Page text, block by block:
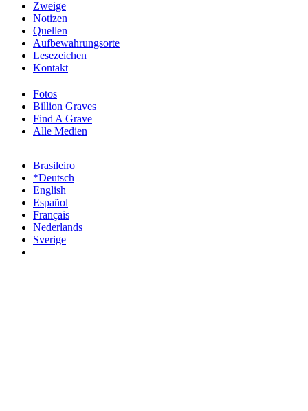
Fotos
Billion Graves
Find A Grave
Alle Medien
Zweige
Notizen
Quellen
Aufbewahrungsorte
Lesezeichen
Kontakt
Brasileiro
*Deutsch
English
Español
Français
Nederlands
Sverige